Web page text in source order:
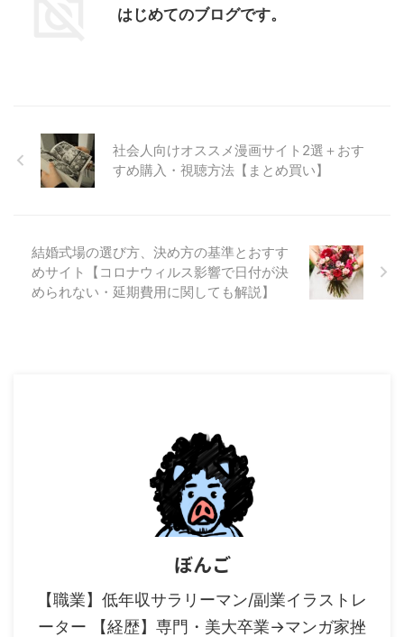
はじめてのブログです。
社会人向けオススメ漫画サイト2選＋おす
すめ購入・視聴方法【まとめ買い】
結婚式場の選び方、決め方の基準とおすす
めサイト【コロナウィルス影響で日付が決
められない・延期費用に関しても解説】
ぼんご
【職業】低年収サラリーマン/副業イラストレ
ーター 【経歴】専門・美大卒業→マンガ家挫